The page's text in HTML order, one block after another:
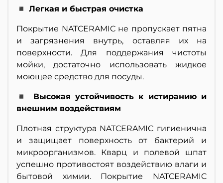
◾ Легкая и быстрая очистка
Покрытие NATCERAMIC не пропускает пятна
и загрязнения внутрь, оставляя их на
поверхности. Для поддержания чистоты
мойки, достаточно использовать жидкое
моющее средство для посуды.
◾ Высокая устойчивость к истиранию и
внешним воздействиям
Плотная структура NATCERAMIC гигиенична
и защищает поверхность от бактерий и
микроорганизмов. Кварц и полевой шпат
успешно противостоят воздействию влаги и
бытовой химии. Покрытие NATCERAMIC